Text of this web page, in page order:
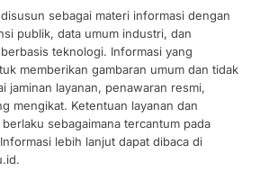
sebagai materi informasi dengan
publik, data umum industri, dan
teknologi. Informasi yang
memberikan gambaran umum dan tidak
jaminan layanan, penawaran resmi,
mengikat. Ketentuan layanan dan
sebagaimana tercantum pada
lebih lanjut dapat dibaca di